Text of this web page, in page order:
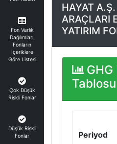
Fon Varlık
Dağılımları,
Fonların
İçeriklere
Göre Listesi
Çok Düşük
Riskli Fonlar
Düşük Riskli
Fonlar
HAYAT
ARAÇLARI
YATIRIM
Tablosu
Periyod